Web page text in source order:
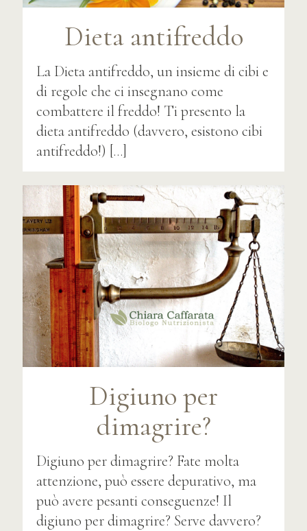
Dieta antifreddo
La Dieta antifreddo, un insieme di cibi e
di regole che ci insegnano come
combattere il freddo! Ti presento la
dieta antifreddo (davvero, esistono cibi
antifreddo!) […]
Digiuno per
dimagrire?
Digiuno per dimagrire? Fate molta
attenzione, può essere depurativo, ma
può avere pesanti conseguenze! Il
digiuno per dimagrire? Serve davvero?